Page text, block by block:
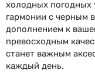
холодных погодных
гармонии с черным
дополнением к
превосходным
станет важным
каждый день.